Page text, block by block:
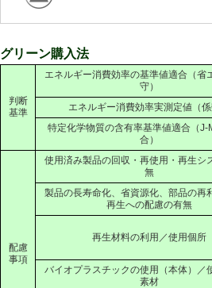
グリーン購入法
判断
基準
エネルギー消費効率の基準値適合（省
守）
エネルギー消費効率実測定値（係
特定化学物質の含有率基準値適合（J-
合）
配慮
事項
使用済み製品の回収・再使用・再生シ
無
製品の長寿命化、省資源化、部品の再
再生への配慮の有無
再生材料の利用／使用個所
バイオプラスチックの使用（本体）／
素材